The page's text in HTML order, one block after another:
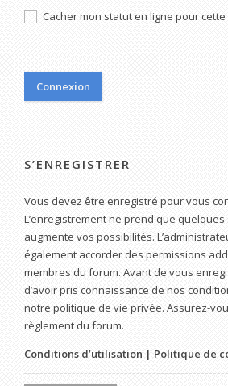
Cacher mon statut en ligne pour
S’ENREGISTRER
Vous devez être enregistré pour vous
L’enregistrement ne prend que
augmente vos possibilités.
également accorder des permissions
membres du forum. Avant de vous
d’avoir pris connaissance de nos
notre politique de vie privée. Assurez-
règlement du forum.
Conditions d’utilisation | Politique de